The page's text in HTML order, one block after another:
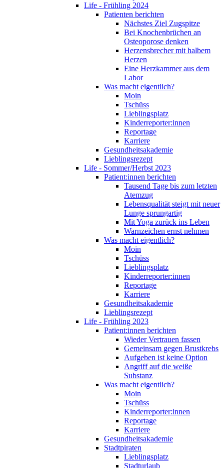
Life - Frühling 2024
Patienten berichten
Nächstes Ziel Zugspitze
Bei Knochenbrüchen an
Osteoporose denken
Herzensbrecher mit halbem
Herzen
Eine Herzkammer aus dem
Labor
Was macht eigentlich?
Moin
Tschüss
Lieblingsplatz
Kinderreporter:innen
Reportage
Karriere
Gesundheitsakademie
Lieblingsrezept
Life - Sommer/Herbst 2023
Patient:innen berichten
Tausend Tage bis zum letzten
Atemzug
Lebensqualität steigt mit neuer
Lunge sprungartig
Mit Yoga zurück ins Leben
Warnzeichen ernst nehmen
Was macht eigentlich?
Moin
Tschüss
Lieblingsplatz
Kinderreporter:innen
Reportage
Karriere
Gesundheitsakademie
Lieblingsrezept
Life - Frühling 2023
Patient:innen berichten
Wieder Vertrauen fassen
Gemeinsam gegen Brustkrebs
Aufgeben ist keine Option
Angriff auf die weiße
Substanz
Was macht eigentlich?
Moin
Tschüss
Kinderreporter:innen
Reportage
Karriere
Gesundheitsakademie
Stadtpiraten
Lieblingsplatz
Stadturlaub